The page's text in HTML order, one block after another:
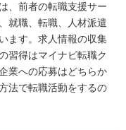
、前者の転職支援サー
就職、転職、人材派遣
ます。求人情報の収集
習得はマイナビ転職ク
業への応募はどちらか
法で転職活動をするの